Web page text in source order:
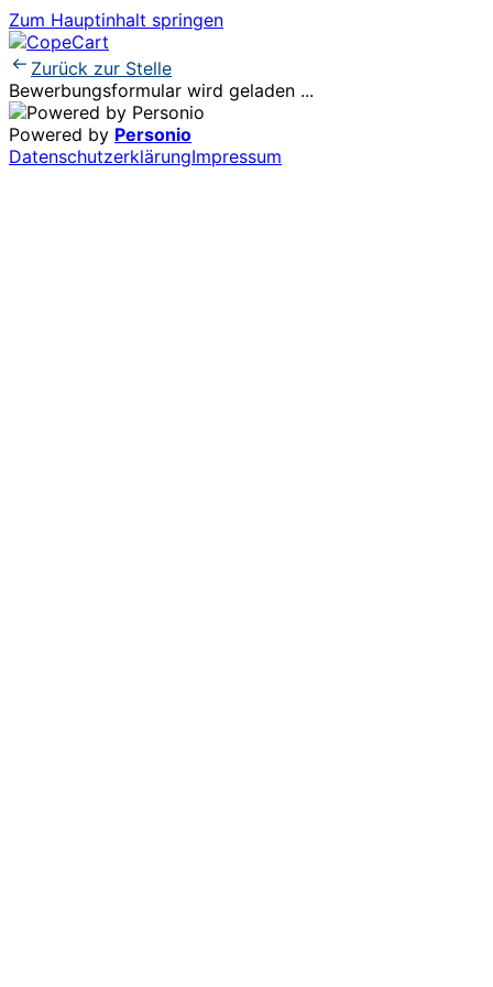
Zum Hauptinhalt springen
Zurück zur Stelle
Bewerbungsformular wird geladen ...
Powered by Personio
DatenschutzerklärungImpressum